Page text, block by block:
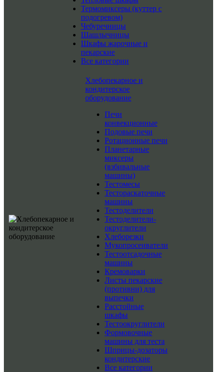
Термомиксеры (куттер с
подогревом)
Чебуречницы
Шашлычницы
Шкафы жарочные и
пекарские
Все категории
Хлебопекарное и
кондитерское
оборудование
Печи
конвекционные
Подовые печи
Ротационные печи
Планетарные
миксеры
(взбивальные
машины)
Тестомесы
Тестораскаточные
машины
Тестоделители
Тестоделители-
округлители
Хлеборезки
Мукопросеиватели
Тестоотсадочные
машины
Кремоварки
Листы пекарские
(противни) для
выпечки
Расстойные
шкафы
Тестоокруглители
Формовочные
машины для теста
Шприцы-дозаторы
кондитерские
Все категории